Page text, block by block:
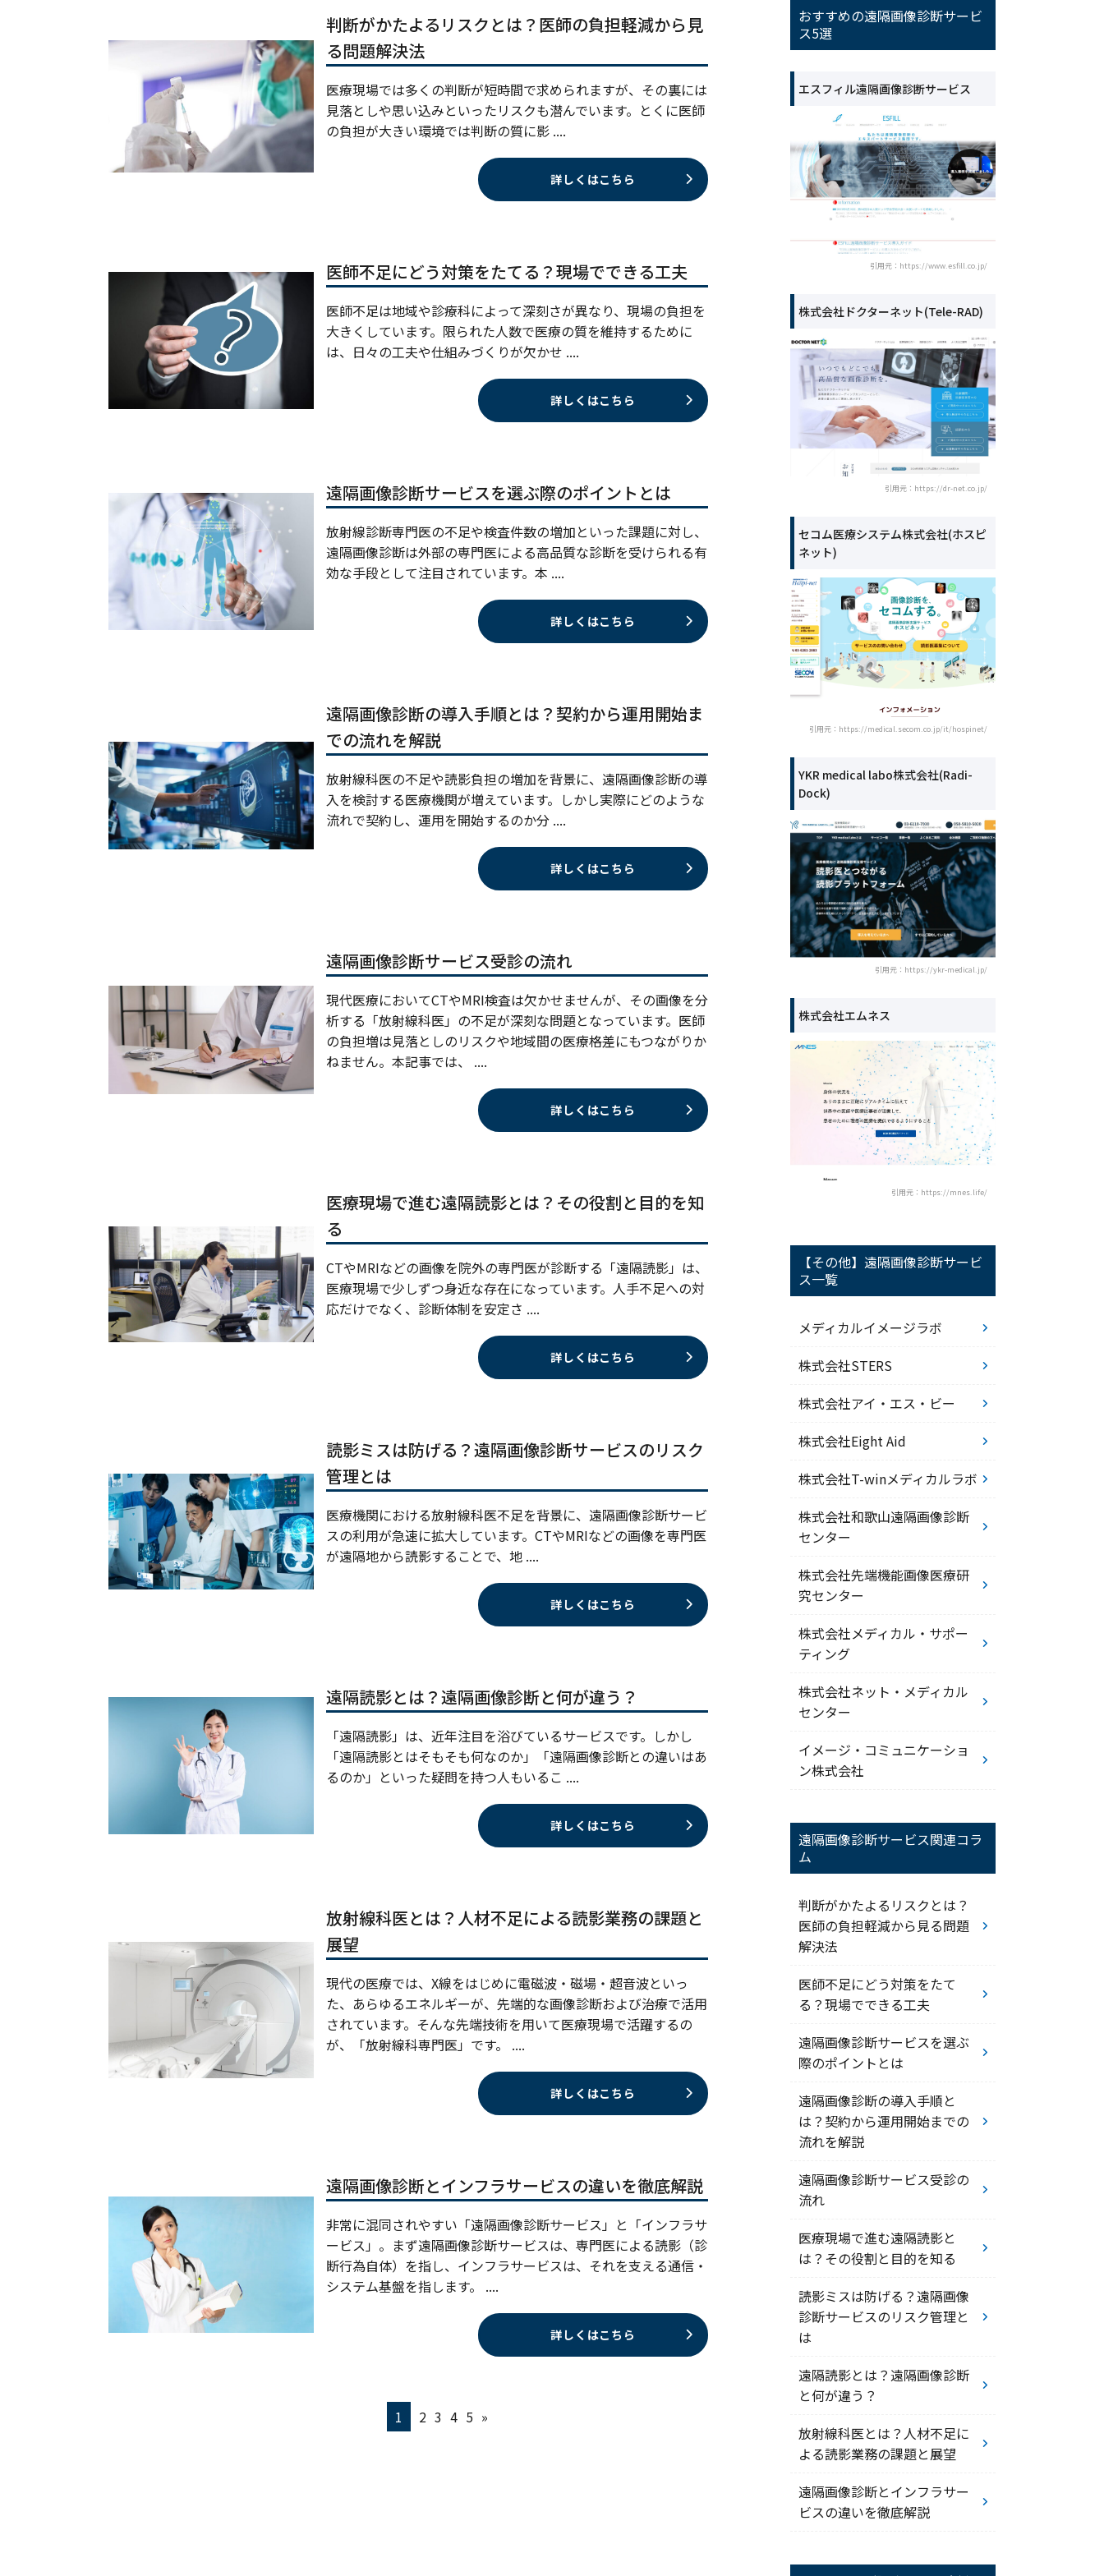
判断がかたよるリスクとは？医師の負担軽減から見
る問題解決法
医療現場では多くの判断が短時間で求められますが、その裏には
見落としや思い込みといったリスクも潜んでいます。とくに医師
の負担が大きい環境では判断の質に影 ....
詳しくはこちら
医師不足にどう対策をたてる？現場でできる工夫
医師不足は地域や診療科によって深刻さが異なり、現場の負担を
大きくしています。限られた人数で医療の質を維持するために
は、日々の工夫や仕組みづくりが欠かせ ....
詳しくはこちら
遠隔画像診断サービスを選ぶ際のポイントとは
放射線診断専門医の不足や検査件数の増加といった課題に対し、
遠隔画像診断は外部の専門医による高品質な診断を受けられる有
効な手段として注目されています。本 ....
詳しくはこちら
遠隔画像診断の導入手順とは？契約から運用開始ま
での流れを解説
放射線科医の不足や読影負担の増加を背景に、遠隔画像診断の導
入を検討する医療機関が増えています。しかし実際にどのような
流れで契約し、運用を開始するのか分 ....
詳しくはこちら
遠隔画像診断サービス受診の流れ
現代医療においてCTやMRI検査は欠かせませんが、その画像を分
析する「放射線科医」の不足が深刻な問題となっています。医師
の負担増は見落としのリスクや地域間の医療格差にもつながりか
ねません。本記事では、 ....
詳しくはこちら
医療現場で進む遠隔読影とは？その役割と目的を知
る
CTやMRIなどの画像を院外の専門医が診断する「遠隔読影」は、
医療現場で少しずつ身近な存在になっています。人手不足への対
応だけでなく、診断体制を安定さ ....
詳しくはこちら
読影ミスは防げる？遠隔画像診断サービスのリスク
管理とは
医療機関における放射線科医不足を背景に、遠隔画像診断サービ
スの利用が急速に拡大しています。CTやMRIなどの画像を専門医
が遠隔地から読影することで、地 ....
詳しくはこちら
遠隔読影とは？遠隔画像診断と何が違う？
「遠隔読影」は、近年注目を浴びているサービスです。しかし
「遠隔読影とはそもそも何なのか」「遠隔画像診断との違いはあ
るのか」といった疑問を持つ人もいるこ ....
詳しくはこちら
放射線科医とは？人材不足による読影業務の課題と
展望
現代の医療では、X線をはじめに電磁波・磁場・超音波といっ
た、あらゆるエネルギーが、先端的な画像診断および治療で活用
されています。そんな先端技術を用いて医療現場で活躍するの
が、「放射線科専門医」です。 ....
詳しくはこちら
遠隔画像診断とインフラサービスの違いを徹底解説
非常に混同されやすい「遠隔画像診断サービス」と「インフラサ
ービス」。まず遠隔画像診断サービスは、専門医による読影（診
断行為自体）を指し、インフラサービスは、それを支える通信・
システム基盤を指します。 ....
詳しくはこちら
1 2 3 4 5 »
おすすめの遠隔画像診断サービ
ス5選
エスフィル遠隔画像診断サービス
引用元：https://www.esfill.co.jp/
株式会社ドクターネット(Tele-RAD)
引用元：https://dr-net.co.jp/
セコム医療システム株式会社(ホスピ
ネット)
引用元：https://medical.secom.co.jp/it/hospinet/
YKR medical labo株式会社(Radi-
Dock)
引用元：https://ykr-medical.jp/
株式会社エムネス
引用元：https://mnes.life/
【その他】遠隔画像診断サービ
ス一覧
メディカルイメージラボ
株式会社STERS
株式会社アイ・エス・ビー
株式会社Eight Aid
株式会社T-winメディカルラボ
株式会社和歌山遠隔画像診断
センター
株式会社先端機能画像医療研
究センター
株式会社メディカル・サポー
ティング
株式会社ネット・メディカル
センター
イメージ・コミュニケーショ
ン株式会社
遠隔画像診断サービス関連コラ
ム
判断がかたよるリスクとは？
医師の負担軽減から見る問題
解決法
医師不足にどう対策をたて
る？現場でできる工夫
遠隔画像診断サービスを選ぶ
際のポイントとは
遠隔画像診断の導入手順と
は？契約から運用開始までの
流れを解説
遠隔画像診断サービス受診の
流れ
医療現場で進む遠隔読影と
は？その役割と目的を知る
読影ミスは防げる？遠隔画像
診断サービスのリスク管理と
は
遠隔読影とは？遠隔画像診断
と何が違う？
放射線科医とは？人材不足に
よる読影業務の課題と展望
遠隔画像診断とインフラサー
ビスの違いを徹底解説